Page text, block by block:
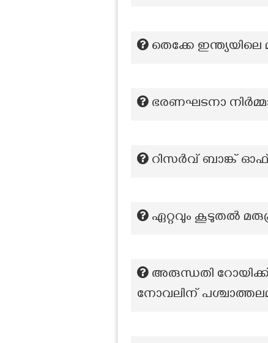
തെക്കേ ഇന്ത്യയിലെ
ഭരണഘടനാ
റിസർവ് ബാങ്ക്
ഏറ്റവും കൂടുതല്‍
അരുന്ധതി
നോവലിന്